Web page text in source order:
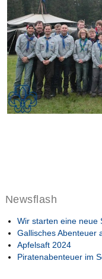
Newsflash
Wir starten eine neue
Gallisches Abenteuer
Apfelsaft 2024
Piratenabenteuer im